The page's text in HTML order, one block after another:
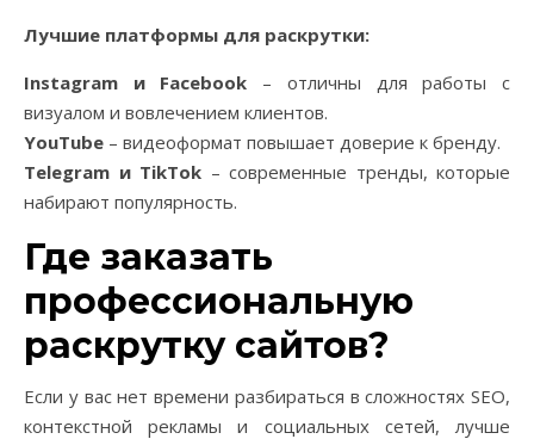
Лучшие платформы для раскрутки:
Instagram и Facebook – отличны для работы с
визуалом и вовлечением клиентов.
YouTube – видеоформат повышает доверие к бренду.
Telegram и TikTok – современные тренды, которые
набирают популярность.
Где заказать
профессиональную
раскрутку сайтов?
Если у вас нет времени разбираться в сложностях SEO,
контекстной рекламы и социальных сетей, лучше